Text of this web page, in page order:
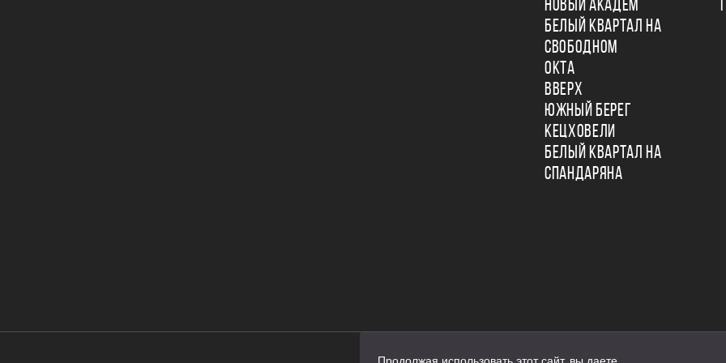
НОВЫЙ АКАДЕМ
БЕЛЫЙ КВАРТАЛ НА
СВОБОДНОМ
ОКТА
ВВЕРХ
ЮЖНЫЙ БЕРЕГ
КЕЦХОВЕЛИ
БЕЛЫЙ КВАРТАЛ НА
СПАНДАРЯНА